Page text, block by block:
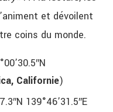
et dévoilent
coins du monde.
Californie)
139°46’31.5″E